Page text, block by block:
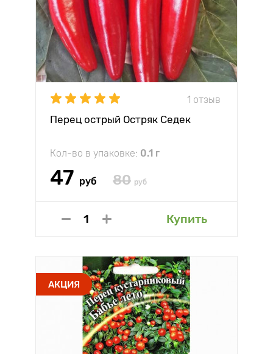
1 отзыв
Перец острый Остряк Седек
Кол-во в упаковке: 0.1 г
47 руб 80 руб
Купить
АКЦИЯ